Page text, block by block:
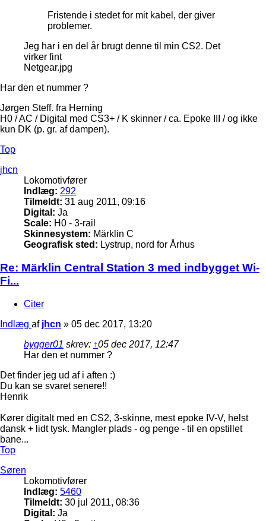
Fristende i stedet for mit kabel, der giver
problemer.
Jeg har i en del år brugt denne til min CS2. Det
virker fint
Netgear.jpg
Har den et nummer ?
Jørgen Steff. fra Herning
H0 / AC / Digital med CS3+ / K skinner / ca. Epoke III / og ikke
kun DK (p. gr. af dampen).
Top
jhcn
Lokomotivfører
Indlæg: 292
Tilmeldt: 31 aug 2011, 09:16
Digital: Ja
Scale: H0 - 3-rail
Skinnesystem: Märklin C
Geografisk sted: Lystrup, nord for Århus
Re: Märklin Central Station 3 med indbygget Wi-
Fi...
Citer
Indlæg af jhcn » 05 dec 2017, 13:20
bygger01 skrev: ↑05 dec 2017, 12:47
Har den et nummer ?
Det finder jeg ud af i aften :)
Du kan se svaret senere!!
Henrik
Kører digitalt med en CS2, 3-skinne, mest epoke IV-V, helst
dansk + lidt tysk. Mangler plads - og penge - til en opstillet
bane...
Top
Søren
Lokomotivfører
Indlæg: 5460
Tilmeldt: 30 jul 2011, 08:36
Digital: Ja